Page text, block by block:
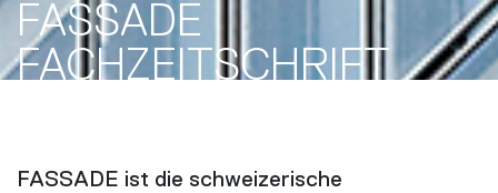
FASSADE
FACH­ZEITSCHRIFT
FASSADE ist die schweizerische